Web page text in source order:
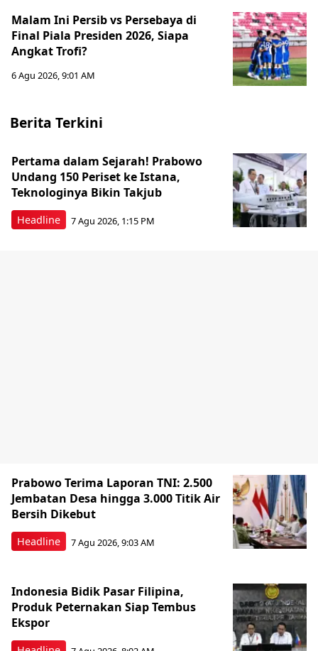
Malam Ini Persib vs Persebaya di
Final Piala Presiden 2026, Siapa
Angkat Trofi?
6 Agu 2026, 9:01 AM
Berita Terkini
Headline
Pertama dalam Sejarah! Prabowo
Undang 150 Periset ke Istana,
Teknologinya Bikin Takjub
7 Agu 2026, 1:15 PM
Headline
Prabowo Terima Laporan TNI: 2.500
Jembatan Desa hingga 3.000 Titik Air
Bersih Dikebut
7 Agu 2026, 9:03 AM
Indonesia Bidik Pasar Filipina,
Produk Peternakan Siap Tembus
Ekspor